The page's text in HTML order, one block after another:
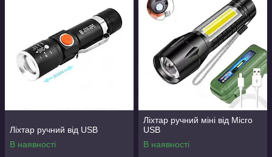
Ліхтар ручний від USB
В наявності
Ліхтар ручний міні від Micro
USB
В наявності